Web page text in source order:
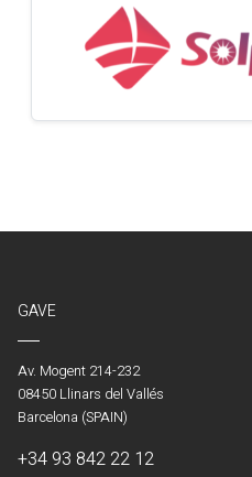
GAVE
Av. Mogent 214-232
08450 Llinars del Vallés
Barcelona (SPAIN)
+34 93 842 22 12